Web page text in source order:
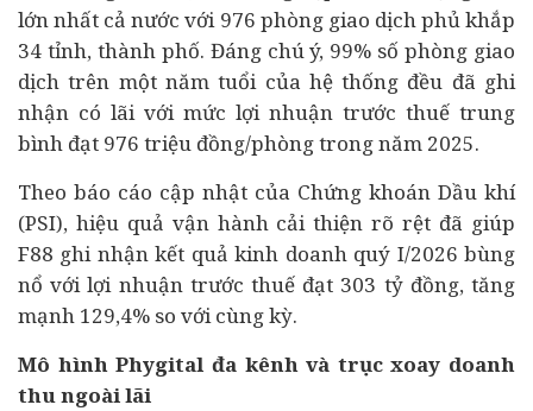
lớn nhất cả nước với 976 phòng giao dịch phủ khắp
34 tỉnh, thành phố. Đáng chú ý, 99% số phòng giao
dịch trên một năm tuổi của hệ thống đều đã ghi
nhận có lãi với mức lợi nhuận trước thuế trung
bình đạt 976 triệu đồng/phòng trong năm 2025.
Theo báo cáo cập nhật của Chứng khoán Dầu khí
(PSI), hiệu quả vận hành cải thiện rõ rệt đã giúp
F88 ghi nhận kết quả kinh doanh quý I/2026 bùng
nổ với lợi nhuận trước thuế đạt 303 tỷ đồng, tăng
mạnh 129,4% so với cùng kỳ.
Mô hình Phygital đa kênh và trục xoay doanh
thu ngoài lãi